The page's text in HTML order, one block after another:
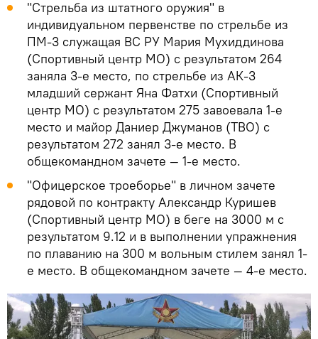
"Стрельба из штатного оружия" в
индивидуальном первенстве по стрельбе из
ПМ-3 служащая ВС РУ Мария Мухиддинова
(Спортивный центр МО) с результатом 264
заняла 3-е место, по стрельбе из АК-3
младший сержант Яна Фатхи (Спортивный
центр МО) с результатом 275 завоевала 1-е
место и майор Даниер Джуманов (TВO) с
результатом 272 занял 3-е место. В
общекомандном зачете — 1-е место.
"Офицерское троеборье" в личном зачете
рядовой по контракту Александр Куришев
(Спортивный центр МО) в беге на 3000 м с
результатом 9.12 и в выполнении упражнения
по плаванию на 300 м вольным стилем занял 1-
е место. В общекомандном зачете — 4-е место.